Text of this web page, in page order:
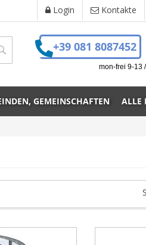
Login Kontakte
Search
+39 081 8087452
mon-frei 9-13
GEMEINSCHAFTEN ALLE